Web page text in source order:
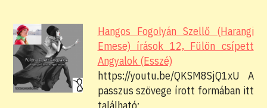
Hangos Fogolyán Szellő (Harangi
Emese) írások 12, Fülön csípett
Angyalok (Esszé)
https://youtu.be/QKSM8SjQ1xU A
passzus szövege írott formában itt
található: